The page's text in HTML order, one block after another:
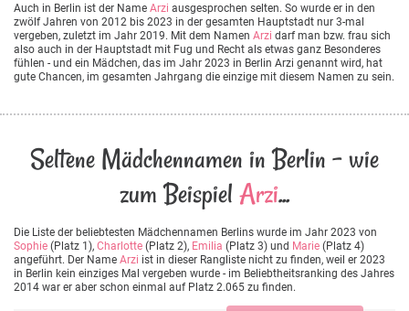
Auch in Berlin ist der Name Arzi ausgesprochen selten. So wurde er in den
zwölf Jahren von 2012 bis 2023 in der gesamten Hauptstadt nur 3-mal
vergeben, zuletzt im Jahr 2019. Mit dem Namen Arzi darf man bzw. frau sich
also auch in der Hauptstadt mit Fug und Recht als etwas ganz Besonderes
fühlen - und ein Mädchen, das im Jahr 2023 in Berlin Arzi genannt wird, hat
gute Chancen, im gesamten Jahrgang die einzige mit diesem Namen zu sein.
Seltene Mädchennamen in Berlin - wie
zum Beispiel Arzi...
Die Liste der beliebtesten Mädchennamen Berlins wurde im Jahr 2023 von
Sophie (Platz 1), Charlotte (Platz 2), Emilia (Platz 3) und Marie (Platz 4)
angeführt. Der Name Arzi ist in dieser Rangliste nicht zu finden, weil er 2023
in Berlin kein einziges Mal vergeben wurde - im Beliebtheitsranking des Jahres
2014 war er aber schon einmal auf Platz 2.065 zu finden.